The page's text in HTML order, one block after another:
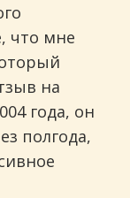
что мне
на
года, он
полгода,